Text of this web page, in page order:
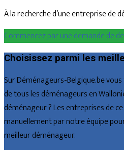
À la recherche d’une entreprise de
Commencez par une demande de
Choisissez parmi les
Sur Déménageurs-Belgique.be
de tous les déménageurs en
déménageur ? Les entreprises de
manuellement par notre équipe
meilleur déménageur.